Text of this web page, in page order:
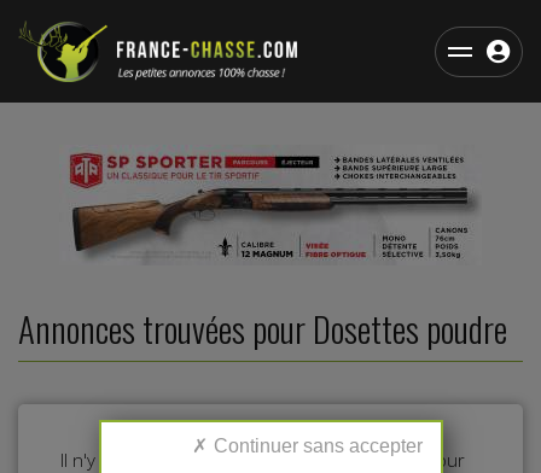
Annonces trouvées pour Dosettes poudre
Il n'y a pas d'annonces dans cette catégorie pour